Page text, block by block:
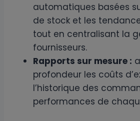
automatiques basées
de stock et les
tout en centralisant la
fournisseurs.
Rapports sur mesure :
profondeur les coûts
l’historique des
performances de